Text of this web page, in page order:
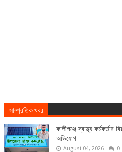
সাম্প্রতিক খবর
কালীগঞ্জে স্বাস্থ্য কর্মকর্তার
অভিযোগ
August 04, 2026 0